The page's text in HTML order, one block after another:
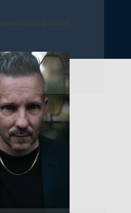
videocall gratuita